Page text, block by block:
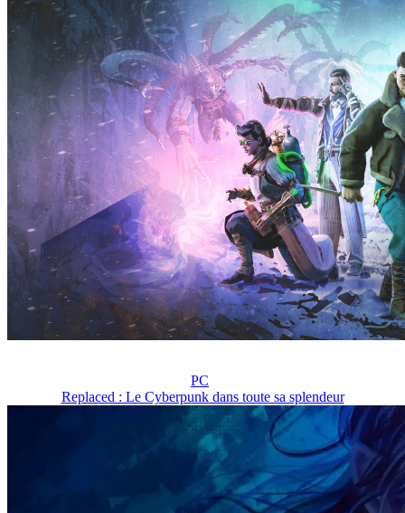
PC
Replaced : Le Cyberpunk dans toute sa splendeur